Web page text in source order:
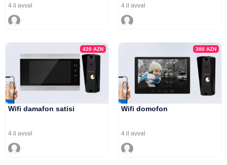
4 il əvvəl 4 il əvvəl
420AZN
Wifi damafon satisi
4 il əvvəl
380 AZN
Wifi domofon
4 il əvvəl